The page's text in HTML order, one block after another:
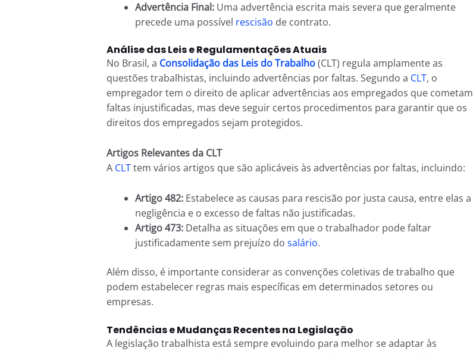
Advertência Final:Uma advertência escrita mais severa que geralmente
precede uma possível rescisão de contrato.
Análise das Leis e Regulamentações Atuais
No Brasil, a Consolidação das Leis do Trabalho(CLT) regula amplamente as
questões trabalhistas, incluindo advertências por faltas. Segundo a CLT, o
empregador tem o direito de aplicar advertências aos empregados que cometam
faltas injustificadas, mas deve seguir certos procedimentos para garantir que os
direitos dos empregados sejam protegidos.
Artigos Relevantes da CLT
A CLTtem vários artigos que são aplicáveis às advertências por faltas, incluindo:
Artigo 482:Estabelece as causas para rescisão por justa causa, entre elas a
negligência e o excesso de faltas não justificadas.
Artigo 473:Detalha as situações em que o trabalhador pode faltar
justificadamente sem prejuízo do salário.
Além disso, é importante considerar as convenções coletivas de trabalho que
podem estabelecer regras mais específicas em determinados setores ou
empresas.
Tendências e Mudanças Recentes na Legislação
A legislação trabalhista está sempre evoluindo para melhor se adaptar às